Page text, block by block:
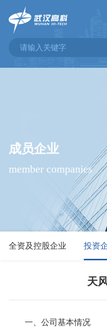
成员企业
member companies
全资及控股企业 投资
天
一、公司基本情况